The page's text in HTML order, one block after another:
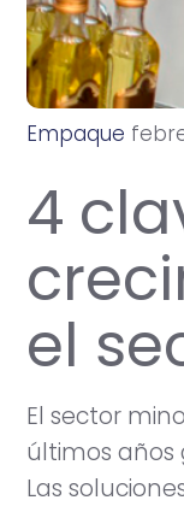
Empaque
4
el
El sector
últimos años
Las